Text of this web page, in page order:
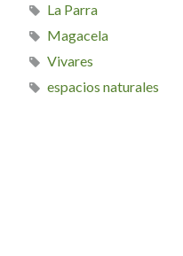
La Parra
Magacela
Vivares
espacios naturales